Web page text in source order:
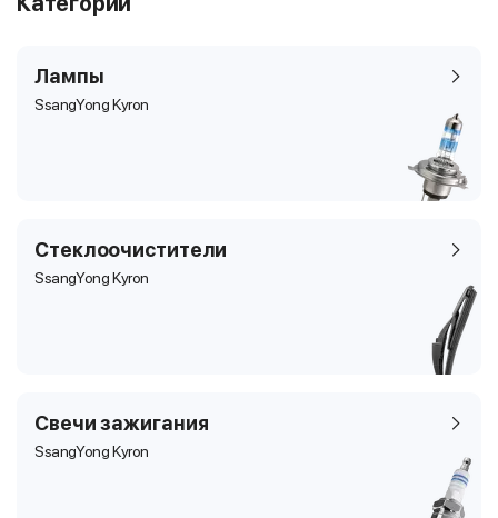
Лампы
SsangYong Kyron
Стеклоочистители
SsangYong Kyron
Свечи зажигания
SsangYong Kyron